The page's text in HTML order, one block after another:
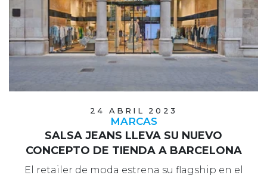
24 ABRIL 2023
MARCAS
SALSA JEANS LLEVA SU NUEVO
CONCEPTO DE TIENDA A BARCELONA
El retailer de moda estrena su flagship en el